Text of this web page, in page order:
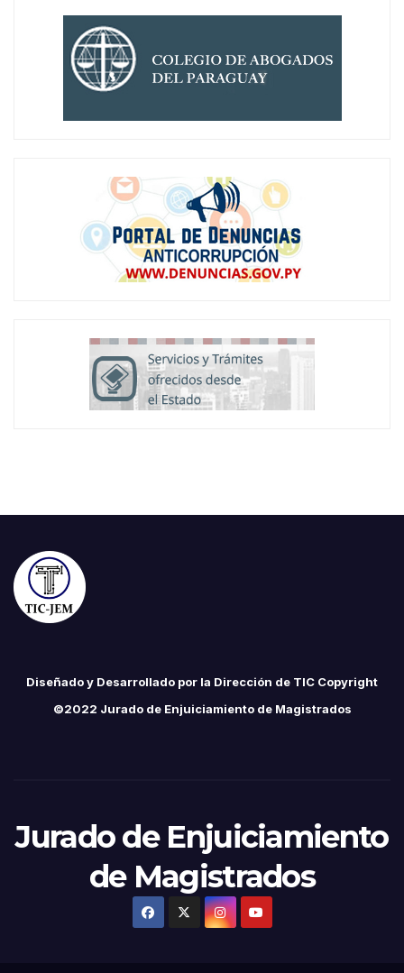
Diseñado y Desarrollado por la Dirección de TIC Copyright
©2022 Jurado de Enjuiciamiento de Magistrados
Jurado de Enjuiciamiento
de Magistrados